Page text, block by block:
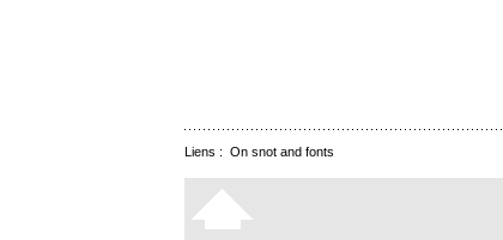
Liens : On snot and fonts